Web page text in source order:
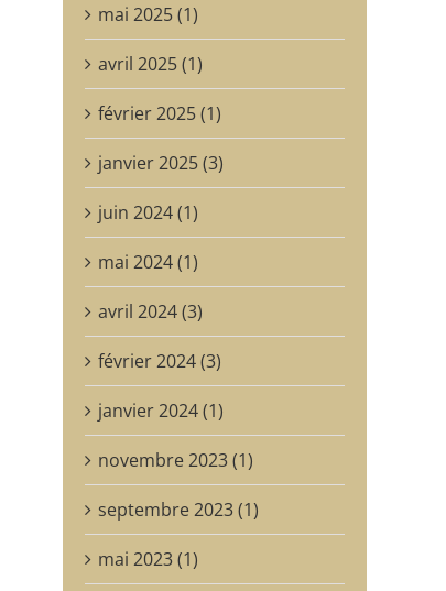
mai 2025 (1)
avril 2025 (1)
février 2025 (1)
janvier 2025 (3)
juin 2024 (1)
mai 2024 (1)
avril 2024 (3)
février 2024 (3)
janvier 2024 (1)
novembre 2023 (1)
septembre 2023 (1)
mai 2023 (1)